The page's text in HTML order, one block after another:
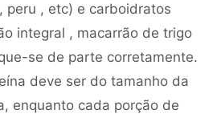
peru , etc) e carboidratos
integral , macarrão de trigo
se de parte corretamente.
deve ser do tamanho da
enquanto cada porção de